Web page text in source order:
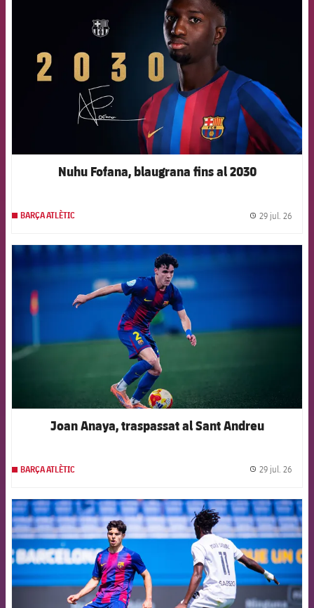
Nuhu Fofana, blaugrana fins al 2030
BARÇA ATLÈTIC 29 jul. 26
FCB Barcelona badge
Joan Anaya, traspassat al Sant Andreu
BARÇA ATLÈTIC 29 jul. 26
FCB Barcelona badge